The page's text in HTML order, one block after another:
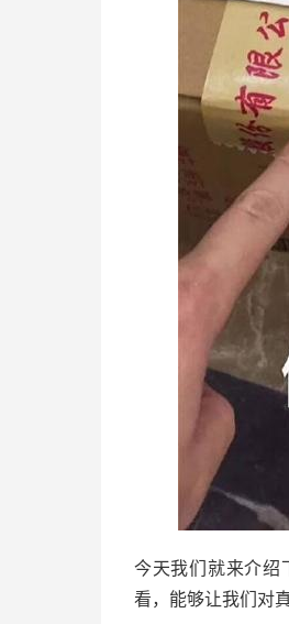
今天我们就来介绍
看，能够让我们对